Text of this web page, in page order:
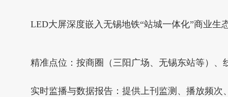
LED大屏深度嵌入无锡地铁“站城一体化”商业生
精准点位：按商圈（三阳广场、无锡东站等）
实时监播与数据报告：提供上刊监测、播放频